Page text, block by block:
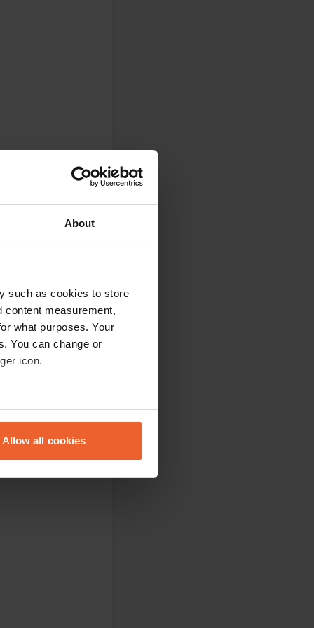
About
such as cookies to store
content measurement,
what purposes. Your
You can change or
icon.
meters
our traffic. We also share
may combine it with
Allow all cookies
Pas